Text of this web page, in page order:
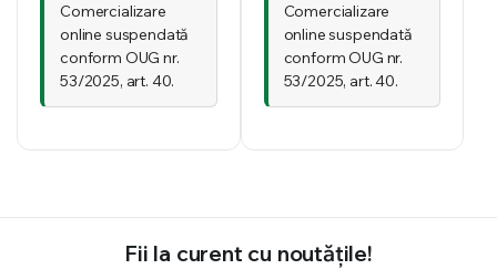
Comercializare
online suspendată
conform OUG nr.
53/2025, art. 40.
Comercializare
online suspendată
conform OUG nr.
53/2025, art. 40.
Fii la curent cu noutățile!